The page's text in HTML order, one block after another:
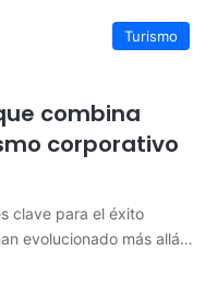
Turismo
combina
corporativo
clave para el éxito
evolucionado más allá…